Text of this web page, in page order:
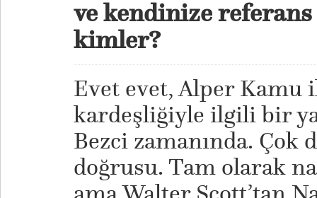
ve kendinize referans
kimler?
Evet evet, Alper Kamu
kardeşliğiyle ilgili bir
Bezci zamanında.
doğrusu. Tam olarak